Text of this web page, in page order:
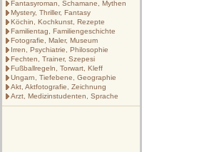
Fantasyroman, Schamane, Mythen
Mystery, Thriller, Fantasy
Köchin, Kochkunst, Rezepte
Familientag, Familiengeschichte
Fotografie, Maler, Museum
Irren, Psychiatrie, Philosophie
Fechten, Trainer, Szepesi
Fußballregeln, Torwart, Kleff
Ungarn, Tiefebene, Geographie
Akt, Aktfotografie, Zeichnung
Arzt, Medizinstudenten, Sprache